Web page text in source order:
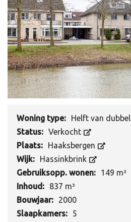
Woning type:
Helft van dubbel
Status: Verkocht
Plaats:
Haaksbergen
Wijk:
Hassinkbrink
Gebruiksopp. wonen:
149 m²
Inhoud:
837 m³
Bouwjaar:
2000
Slaapkamers:
5